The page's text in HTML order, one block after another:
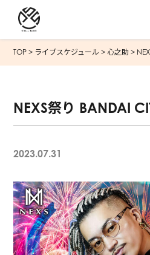
TOP > ライブスケジュール >心之助 >
NEXS祭り BANDAI
2023.07.31